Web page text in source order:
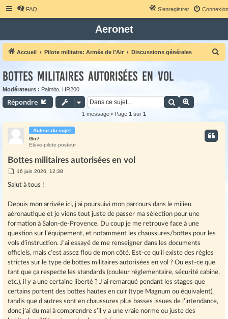
FAQ Connexion
S’enregistrer
Aeronet
Accueil Pilote militaire: Armée de l'Air Discussions générales
e
Bottes militaires autorisées en vol
Modérateurs : Palmito HR200
Répondre Rechercher
1 message • Page 1 sur 1
Auteur du sujet
Gir7
Elève-pilote posteur
Bottes militaires autorisées en vol
M
s
s
e
16 juin 2026, 12:38
Salut à tous !
Depuis mon arrivée ici, j’ai poursuivi mon parcours dans le milieu
aéronautique et je viens tout juste de passer ma sélection pour une
formation à Salon-de-Provence. Du coup je me retrouve face à une
question sur l’équipement, et notamment les chaussures/bottes pour les
vols d’instruction. J’ai essayé de me renseigner dans les documents
officiels, mais c’est assez flou de mon côté. Est-ce qu’il existe des règles
strictes sur le type de bottes militaires autorisées en vol ? Ou est-ce que
tant que ça respecte les standards (couleur réglementaire, sécurité cabine,
etc.), il y a une certaine liberté ? J’ai remarqué pendant les stages que
certains portent des bottes hautes en cuir (type Magnum ou équivalent),
tandis que d’autres sont en chaussures plus basses issues de l’intendance,
donc j’ai du mal à comprendre s’il y a une vraie norme ou juste des